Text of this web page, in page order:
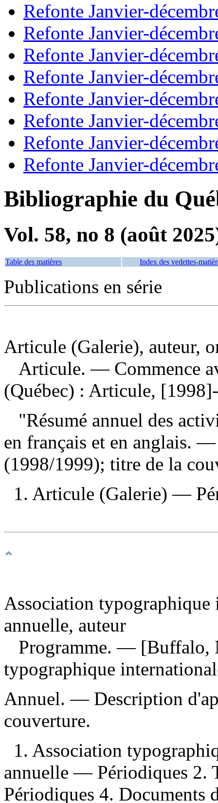
Refonte Janvier-
Refonte Janvier-
Refonte Janvier-
Refonte Janvier-
Refonte Janvier-
Refonte Janvier-
Refonte Janvier-
Refonte Janvier-
Bibliographie du
Vol. 58, no 8 (août
Table des matières Index des vedettes-
Publications en série
Articule (Galerie), auteur,
Articule. — Commence
(Québec) : Articule,
"Résumé annuel des
en français et en anglais.
(1998/1999); titre de la
1. Articule (Galerie) —
Association typographique
annuelle, auteur
Programme. — [Buffalo,
typographique
Annuel. — Description
couverture.
1. Association
annuelle — Périodiques 2.
Périodiques 4. Documents